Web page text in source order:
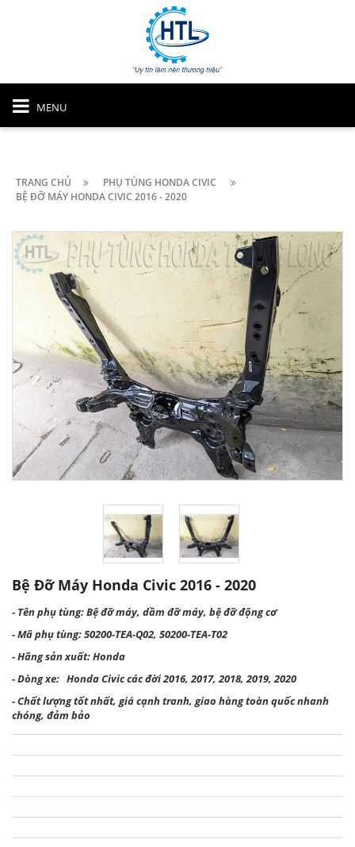
MENU
TRANG CHỦ
PHỤ TÙNG HONDA CIVIC
BỆ ĐỠ MÁY HONDA CIVIC 2016 - 2020
Bệ Đỡ Máy Honda Civic 2016 - 2020
- Tên phụ tùng: Bệ đỡ máy, dầm đỡ máy, bệ đỡ động cơ
- Mã phụ tùng: 50200-TEA-Q02, 50200-TEA-T02
- Hãng sản xuất: Honda
- Dòng xe: Honda Civic các đời 2016, 2017, 2018, 2019, 2020
- Chất lượng tốt nhất, giá cạnh tranh, giao hàng toàn quốc nhanh
chóng, đảm bảo